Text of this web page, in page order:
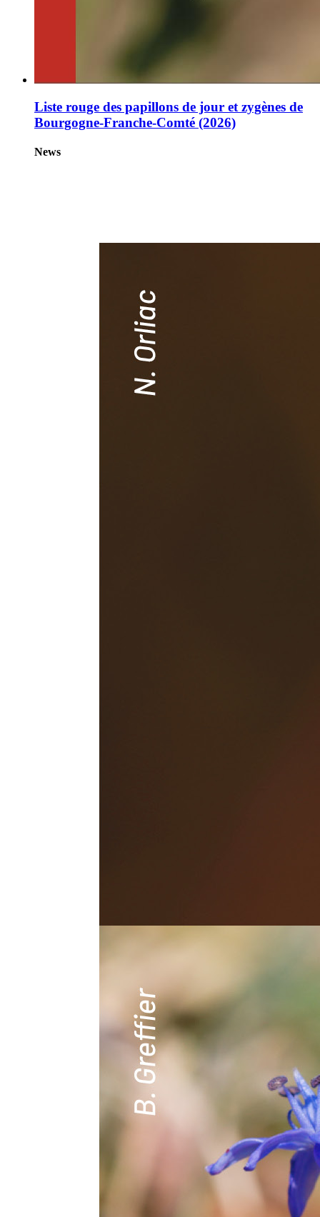
Liste rouge des papillons de jour et zygènes de
Bourgogne-Franche-Comté (2026)
News